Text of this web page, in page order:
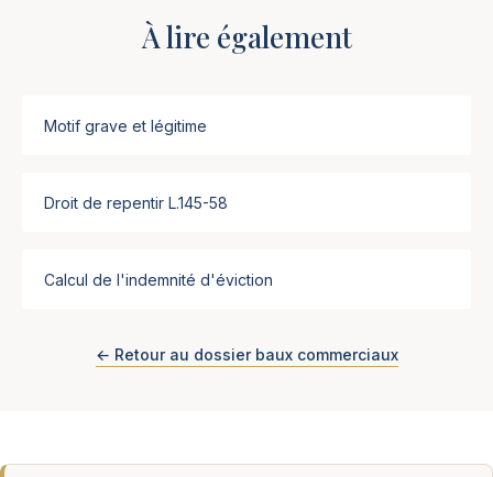
À lire également
Motif grave et légitime
Droit de repentir L.145-58
Calcul de l'indemnité d'éviction
← Retour au dossier baux commerciaux